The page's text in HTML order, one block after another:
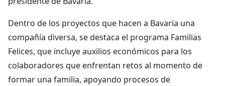
Dentro de los proyectos que hacen a Bavaria una
compañía diversa, se destaca el programa Familias
Felices, que incluye auxilios económicos para los
colaboradores que enfrentan retos al momento de
formar una familia, apoyando procesos de